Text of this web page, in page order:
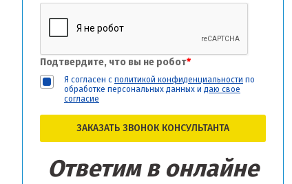
Подтвердите, что вы не робот*
Я согласен с политикой конфиденциальности по
обработке персональных данных и даю свое
согласие
ЗАКАЗАТЬ ЗВОНОК КОНСУЛЬТАНТА
Ответим в онлайне